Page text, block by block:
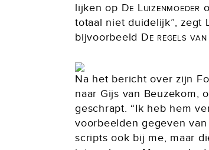
lijken op De Luizenmoeder
totaal niet duidelijk”, zegt
bijvoorbeeld De regels
Na het bericht over zijn
naar Gijs van Beuzekom,
geschrapt. “Ik heb hem
voorbeelden gegeven
scripts ook bij me, maar